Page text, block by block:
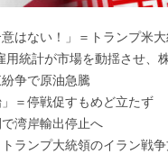
はない！」＝トランプ米
統計が市場を動揺させ、
争で原油急騰
＝停戦促すもめど立たず
湾岸輸出停止へ
ランプ大統領のイラン戦